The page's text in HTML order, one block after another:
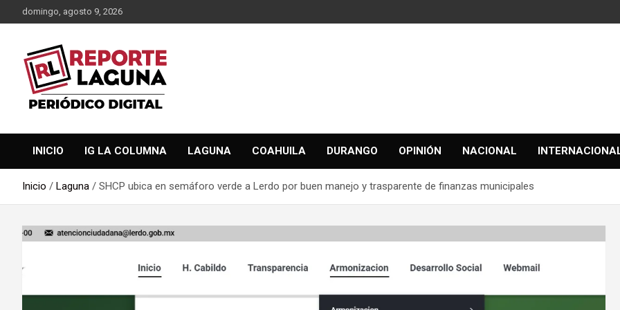
al
domingo, agosto 9, 2026
Reporte Laguna
INICIO IG LA COLUMNA LAGUNA COAHUILA DURANGO OPINIÓN NACIONAL
Inicio Laguna SHCP ubica en semáforo verde a Lerdo por buen manejo y trasparente de finanzas municipales